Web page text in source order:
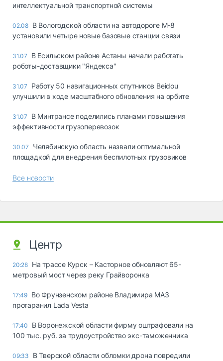
интеллектуальной транспортной системы
02.08 В Вологодской области на автодороге М-8
установили четыре новые базовые станции связи
31.07
В Есильском районе Астаны начали работать
роботы-доставщики "Яндекса"
31.07
Работу 50 навигационных спутников Beidou
улучшили в ходе масштабного обновления на орбите
31.07
В Минтрансе поделились планами повышения
эффективности грузоперевозок
30.07
Челябинскую область назвали оптимальной
площадкой для внедрения беспилотных грузовиков
Все новости
Центр
20:28 На трассе Курск – Касторное обновляют 65-
метровый мост через реку Грайворонка
17:49 Во Фрунзенском районе Владимира МАЗ
протаранил Lada Vesta
17:40
В Воронежской области фирму оштрафовали на
100 тыс. руб. за трудоустройство экс-таможенника
09:33
В Тверской области обломки дрона повредили